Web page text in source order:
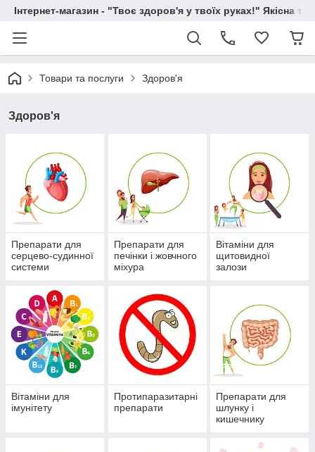
Інтернет-магазин - "Твоє здоров'я у твоїх руках!" Якісна
Товари та послуги Здоров'я
Здоров'я
Препарати для
серцево-судинної
системи
Препарати для
печінки і жовчного
міхура
Вітаміни для
щитовидної
залози
Вітаміни для
імунітету
Протипаразитарні
препарати
Препарати для
шлунку і
кишечнику